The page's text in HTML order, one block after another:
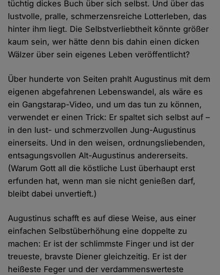
tüchtig dickes Buch über sich selbst. Und über das
lustvolle, pralle, schmerzensreiche Lotterleben, das
hinter ihm liegt. Die Selbstverliebtheit könnte größer
kaum sein, wer hätte denn bis dahin einen dicken
Wälzer über sein eigenes Leben veröffentlicht?
Über hunderte von Seiten prahlt Augustinus mit dem
eigenen abgefahrenen Lebenswandel, als wäre es
ein Gangstarap-Video, und um das tun zu können,
verwendet er einen Trick: Er spaltet sich selbst auf –
in den lust- und schmerzvollen Jung-Augustinus
einerseits. Und in den weisen, ordnungsliebenden,
entsagungsvollen Alt-Augustinus andererseits.
(Warum Gott all die köstliche Lust überhaupt erst
erfunden hat, wenn man sie nicht genießen darf,
bleibt dabei unvertieft.)
Augustinus schafft es auf diese Weise, aus einer
einfachen Selbstüberhöhung eine doppelte zu
machen: Er ist der schlimmste Finger und ist der
treueste, bravste Diener gleichzeitig. Er ist der
heißeste Feger und der verdammenswerteste